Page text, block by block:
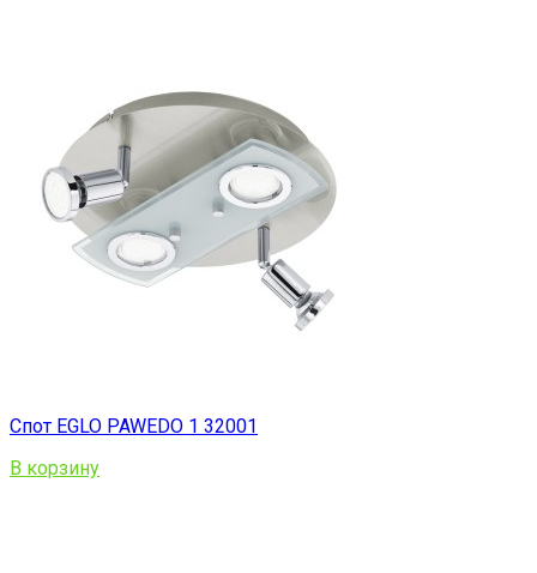
Спот EGLO PAWEDO 1 32001
В корзину